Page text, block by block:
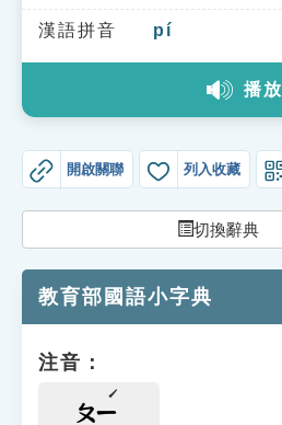
生命大百科索引
教學應用
貓頭鷹博士
漢語拼音 pí
播放
開啟關聯 列入收藏
切換辭典
教育部國語小字典
注音：
ㄆㄧ